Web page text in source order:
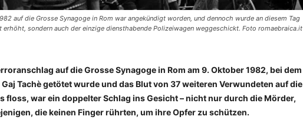
auf die Grosse Synagoge in Rom war angekündigt worden, und dennoch wurde an diesem Tag
erhöht, sondern auch der einzige diensthabende Polizeiwagen weggeschickt. Foto romaebraica.it
auf die Grosse Synagoge in Rom am 9. Oktober 1982, bei dem
Tachè getötet wurde und das Blut von 37 weiteren Verwundeten auf die
floss, war ein doppelter Schlag ins Gesicht – nicht nur durch die Mörder,
die keinen Finger rührten, um ihre Opfer zu schützen.